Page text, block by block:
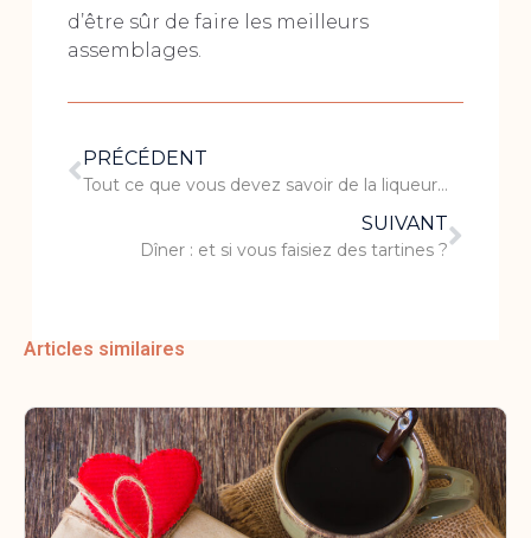
d’être sûr de faire les meilleurs
assemblages.
PRÉCÉDENT
Tout ce que vous devez savoir de la liqueur de sapin
SUIVANT
Dîner : et si vous faisiez des tartines ?
Articles similaires